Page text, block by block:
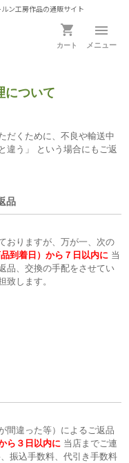
ン工房作品の通販サイト
カート メニュー
について
だくために、不良や輸送中
違う」 という場合にもご返
品
おりますが、万が一、次の
到着日）から７日以内に 当
品、交換の手配をさせてい
します。
間違った等）によるご返品
ら３日以内に 当店までご連
振込手数料、代引き手数料